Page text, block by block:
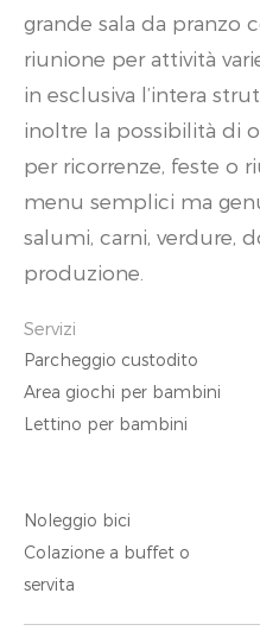
grande sala da pranzo
riunione per attività
in esclusiva l’intera
inoltre la possibilità di
per ricorrenze, feste o
menu semplici ma
salumi, carni, verdure,
produzione.
Servizi
Parcheggio custodito
Area giochi per bambini
Lettino per bambini
Noleggio bici
Colazione a buffet o
servita